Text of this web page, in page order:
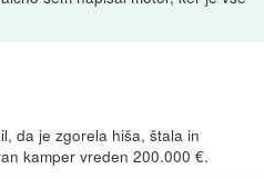
da je zgorela hiša, štala in
kamper vreden 200.000 €.